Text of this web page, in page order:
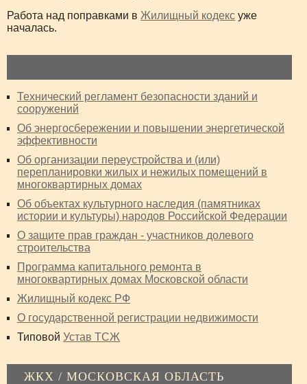
Работа над поправками в Жилищный кодекс уже
началась.
Технический регламент безопасности зданий и
сооружений
Об энергосбережении и повышении энергетической
эффективности
Об организации переустройства и (или)
перепланировки жилых и нежилых помещений в
многоквартирных домах
Об объектах культурного наследия (памятниках
истории и культуры) народов Российской Федерации
О защите прав граждан - участников долевого
строительства
Программа капитального ремонта в
многоквартирных домах Московской области
Жилищный кодекс РФ
О государственной регистрации недвижимости
Типовой Устав ТСЖ
ЖКХ / МОСКОВСКАЯ ОБЛАСТЬ